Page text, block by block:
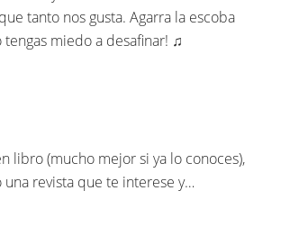
tanto nos gusta. Agarra la escoba
tengas miedo a desafinar! ♫
libro (mucho mejor si ya lo conoces),
revista que te interese y…